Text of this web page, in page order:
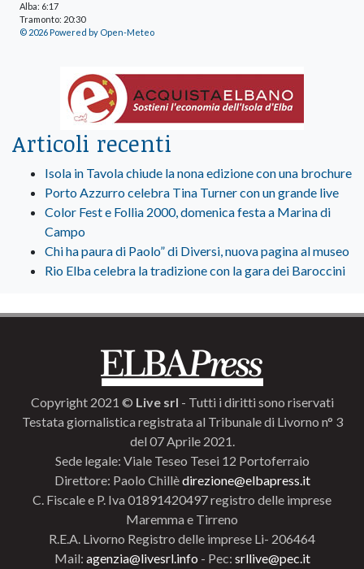
Alba: 6:17
Tramonto: 20:30
© 2026 Powered by Open-Meteo
Articoli recenti
Isola in Tavola chiude la nona edizione con una brochure
Porto Azzurro celebra Tina Turner con un grande live
Color Fest e Follia 2000, domenica festa a Marina di
Campo
Chi ha paura di Paolo” di Diversi, nuova pagina al museo
Rio Elba celebra la tradizione con la gara dei Baroccini
Copyright 2021 © Live srl - Tutti i diritti sono riservati
Testata giornalistica registrata al Tribunale di Livorno n° 3
del 07 Aprile 2021.
Sede legale: Viale Teseo Tesei 12 Portoferraio
Direttore: Paolo Chillèdirezione@elbapress.it
C. Fiscale e P. Iva 01891420497 registro delle imprese
Maremma e Tirreno
R.E.A. Livorno Registro delle imprese Li- 206464
Mail: agenzia@livesrl.info - Pec: srllive@pec.it